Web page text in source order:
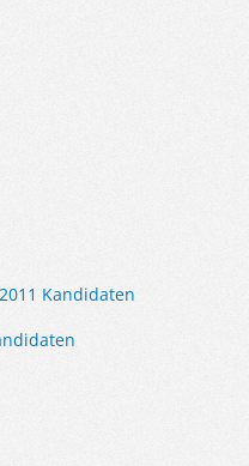
Kandidaten